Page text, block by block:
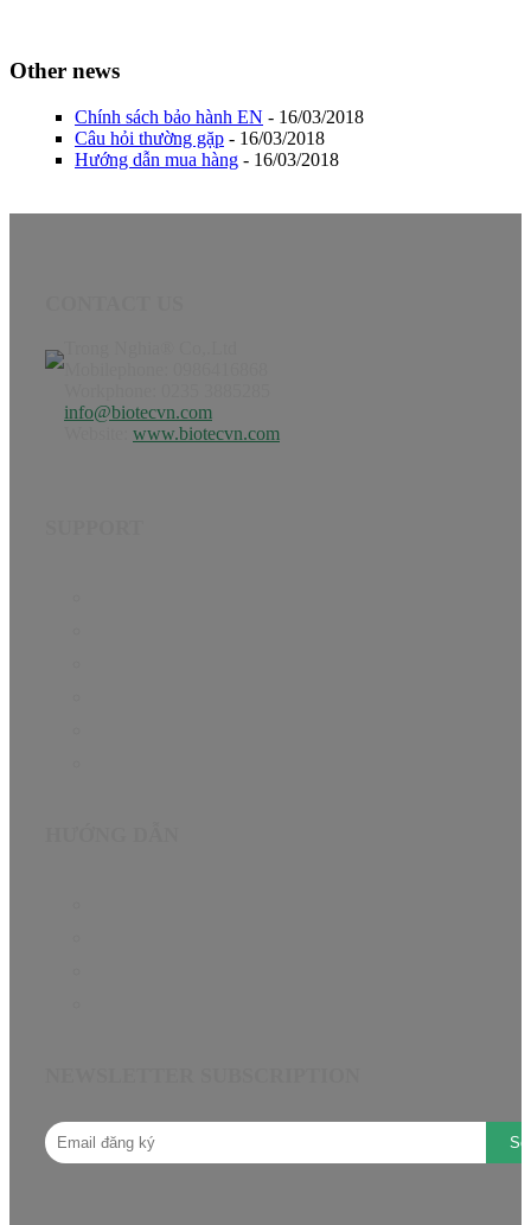
Other news
Chính sách bảo hành EN - 16/03/2018
Câu hỏi thường gặp - 16/03/2018
Hướng dẫn mua hàng - 16/03/2018
info@biotecvn.com
www.biotecvn.com